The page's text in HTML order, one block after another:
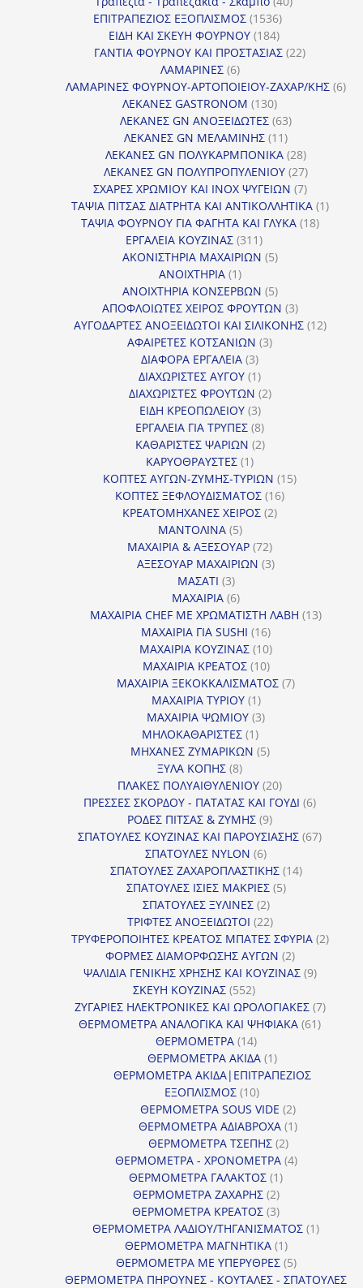
ΕΠΙΤΡΑΠΕΖΙΟΣ ΕΞΟΠΛΙΣΜΟΣ 15361536
προϊόντα
ΕΙΔΗ ΚΑΙ ΣΚΕΥΗ ΦΟΥΡΝΟΥ 184184
προϊόντα
ΓΑΝΤΙΑ ΦΟΥΡΝΟΥ ΚΑΙ ΠΡΟΣΤΑΣΙΑΣ 2222
ΛΑΜΑΡΙΝΕΣ 66
προϊόντα
ΛΑΜΑΡΙΝΕΣ ΦΟΥΡΝΟΥ-ΑΡΤΟΠΟΙΕΙΟΥ-ΖΑΧΑΡ/ΚΗΣ 66
ΛΕΚΑΝΕΣ GASTRONOM 130130
προϊόντα
ΛΕΚΑΝΕΣ GN ΑΝΟΞΕΙΔΩΤΕΣ 6363
ΛΕΚΑΝΕΣ GN ΜΕΛΑΜΙΝΗΣ 1111
προϊόντα
ΛΕΚΑΝΕΣ GN ΠΟΛΥΚΑΡΜΠΟΝΙΚΑ 2828
προϊόντα
ΛΕΚΑΝΕΣ GN ΠΟΛΥΠΡΟΠΥΛΕΝΙΟΥ 2727
προϊόντα
ΣΧΑΡΕΣ ΧΡΩΜΙΟΥ ΚΑΙ INOX ΨΥΓΕΙΩΝ 77
προϊόντα
ΤΑΨΙΑ ΠΙΤΣΑΣ ΔΙΑΤΡΗΤΑ ΚΑΙ ΑΝΤΙΚΟΛΛΗΤΙΚΑ 11
ΤΑΨΙΑ ΦΟΥΡΝΟΥ ΓΙΑ ΦΑΓΗΤΑ ΚΑΙ ΓΛΥΚΑ 1818
ΕΡΓΑΛΕΙΑ ΚΟΥΖΙΝΑΣ 311311
προϊόντα
ΑΚΟΝΙΣΤΗΡΙΑ ΜΑΧΑΙΡΙΩΝ 55
ΑΝΟΙΧΤΗΡΙΑ 11
προϊόν
ΑΝΟΙΧΤΗΡΙΑ ΚΟΝΣΕΡΒΩΝ 55
προϊόντα
ΑΠΟΦΛΟΙΩΤΕΣ ΧΕΙΡΟΣ ΦΡΟΥΤΩΝ 33
προϊόντα
ΑΥΓΟΔΑΡΤΕΣ ΑΝΟΞΕΙΔΩΤΟΙ ΚΑΙ ΣΙΛΙΚΟΝΗΣ 1212
ΑΦΑΙΡΕΤΕΣ ΚΟΤΣΑΝΙΩΝ 33
ΔΙΑΦΟΡΑ ΕΡΓΑΛΕΙΑ 33
προϊόντα
ΔΙΑΧΩΡΙΣΤΕΣ ΑΥΓΟΥ 11
προϊόν
ΔΙΑΧΩΡΙΣΤΕΣ ΦΡΟΥΤΩΝ 22
ΕΙΔΗ ΚΡΕΟΠΩΛΕΙΟΥ 33
προϊόντα
ΕΡΓΑΛΕΙΑ ΓΙΑ ΤΡΥΠΕΣ 88
προϊόντα
ΚΑΘΑΡΙΣΤΕΣ ΨΑΡΙΩΝ 22
ΚΑΡΥΟΘΡΑΥΣΤΕΣ 11
προϊόν
ΚΟΠΤΕΣ ΑΥΓΩΝ-ΖΥΜΗΣ-ΤΥΡΙΩΝ 1515
ΚΟΠΤΕΣ ΞΕΦΛΟΥΔΙΣΜΑΤΟΣ 1616
ΚΡΕΑΤΟΜΗΧΑΝΕΣ ΧΕΙΡΟΣ 22
ΜΑΝΤΟΛΙΝΑ 55
προϊόντα
ΜΑΧΑΙΡΙΑ & ΑΞΕΣΟΥΑΡ 7272
προϊόντα
ΑΞΕΣΟΥΑΡ ΜΑΧΑΙΡΙΩΝ 33
ΜΑΣΑΤΙ 33
προϊόντα
ΜΑΧΑΙΡΙΑ 66
προϊόντα
ΜΑΧΑΙΡΙΑ CHEF ΜΕ ΧΡΩΜΑΤΙΣΤΗ ΛΑΒΗ 1313
ΜΑΧΑΙΡΙΑ ΓΙΑ SUSHI 1616
προϊόντα
ΜΑΧΑΙΡΙΑ ΚΟΥΖΙΝΑΣ 1010
προϊόντα
ΜΑΧΑΙΡΙΑ ΚΡΕΑΤΟΣ 1010
προϊόντα
ΜΑΧΑΙΡΙΑ ΞΕΚΟΚΚΑΛΙΣΜΑΤΟΣ 77
ΜΑΧΑΙΡΙΑ ΤΥΡΙΟΥ 11
προϊόν
ΜΑΧΑΙΡΙΑ ΨΩΜΙΟΥ 33
ΜΗΛΟΚΑΘΑΡΙΣΤΕΣ 11
προϊόν
ΜΗΧΑΝΕΣ ΖΥΜΑΡΙΚΩΝ 55
ΞΥΛΑ ΚΟΠΗΣ 88
προϊόντα
ΠΛΑΚΕΣ ΠΟΛΥΑΙΘΥΛΕΝΙΟΥ 2020
προϊόντα
ΠΡΕΣΣΕΣ ΣΚΟΡΔΟΥ - ΠΑΤΑΤΑΣ ΚΑΙ ΓΟΥΔΙ 66
ΡΟΔΕΣ ΠΙΤΣΑΣ & ΖΥΜΗΣ 99
προϊόντα
ΣΠΑΤΟΥΛΕΣ ΚΟΥΖΙΝΑΣ ΚΑΙ ΠΑΡΟΥΣΙΑΣΗΣ 6767
ΣΠΑΤΟΥΛΕΣ NYLON 66
προϊόντα
ΣΠΑΤΟΥΛΕΣ ΖΑΧΑΡΟΠΛΑΣΤΙΚΗΣ 1414
ΣΠΑΤΟΥΛΕΣ ΙΣΙΕΣ ΜΑΚΡΙΕΣ 55
ΣΠΑΤΟΥΛΕΣ ΞΥΛΙΝΕΣ 22
προϊόντα
ΤΡΙΦΤΕΣ ΑΝΟΞΕΙΔΩΤΟΙ 2222
προϊόντα
ΤΡΥΦΕΡΟΠΟΙΗΤΕΣ ΚΡΕΑΤΟΣ ΜΠΑΤΕΣ ΣΦΥΡΙΑ 22
ΦΟΡΜΕΣ ΔΙΑΜΟΡΦΩΣΗΣ ΑΥΓΩΝ 22
προϊόντα
ΨΑΛΙΔΙΑ ΓΕΝΙΚΗΣ ΧΡΗΣΗΣ ΚΑΙ ΚΟΥΖΙΝΑΣ 99
ΣΚΕΥΗ ΚΟΥΖΙΝΑΣ 552552
προϊόντα
ΖΥΓΑΡΙΕΣ ΗΛΕΚΤΡΟΝΙΚΕΣ ΚΑΙ ΩΡΟΛΟΓΙΑΚΕΣ 77
ΘΕΡΜΟΜΕΤΡΑ ΑΝΑΛΟΓΙΚΑ ΚΑΙ ΨΗΦΙΑΚΑ 6161
ΘΕΡΜΟΜΕΤΡΑ 1414
προϊόντα
ΘΕΡΜΟΜΕΤΡΑ ΑΚΙΔΑ 11
προϊόν
ΘΕΡΜΟΜΕΤΡΑ ΑΚΙΔΑ|ΕΠΙΤΡΑΠΕΖΙΟΣ
ΕΞΟΠΛΙΣΜΟΣ 1010
προϊόντα
ΘΕΡΜΟΜΕΤΡΑ SOUS VIDE 22
προϊόντα
ΘΕΡΜΟΜΕΤΡΑ ΑΔΙΑΒΡΟΧΑ 11
ΘΕΡΜΟΜΕΤΡΑ ΤΣΕΠΗΣ 22
προϊόντα
ΘΕΡΜΟΜΕΤΡΑ - ΧΡΟΝΟΜΕΤΡΑ 44
ΘΕΡΜΟΜΕΤΡΑ ΓΑΛΑΚΤΟΣ 11
προϊόν
ΘΕΡΜΟΜΕΤΡΑ ΖΑΧΑΡΗΣ 22
προϊόντα
ΘΕΡΜΟΜΕΤΡΑ ΚΡΕΑΤΟΣ 33
προϊόντα
ΘΕΡΜΟΜΕΤΡΑ ΛΑΔΙΟΥ/ΤΗΓΑΝΙΣΜΑΤΟΣ 11
ΘΕΡΜΟΜΕΤΡΑ ΜΑΓΝΗΤΙΚΑ 11
προϊόν
ΘΕΡΜΟΜΕΤΡΑ ΜΕ ΥΠΕΡΥΘΡΕΣ 55
προϊόντα
ΘΕΡΜΟΜΕΤΡΑ ΠΗΡΟΥΝΕΣ - ΚΟΥΤΑΛΕΣ - ΣΠΑΤΟΥΛΕΣ